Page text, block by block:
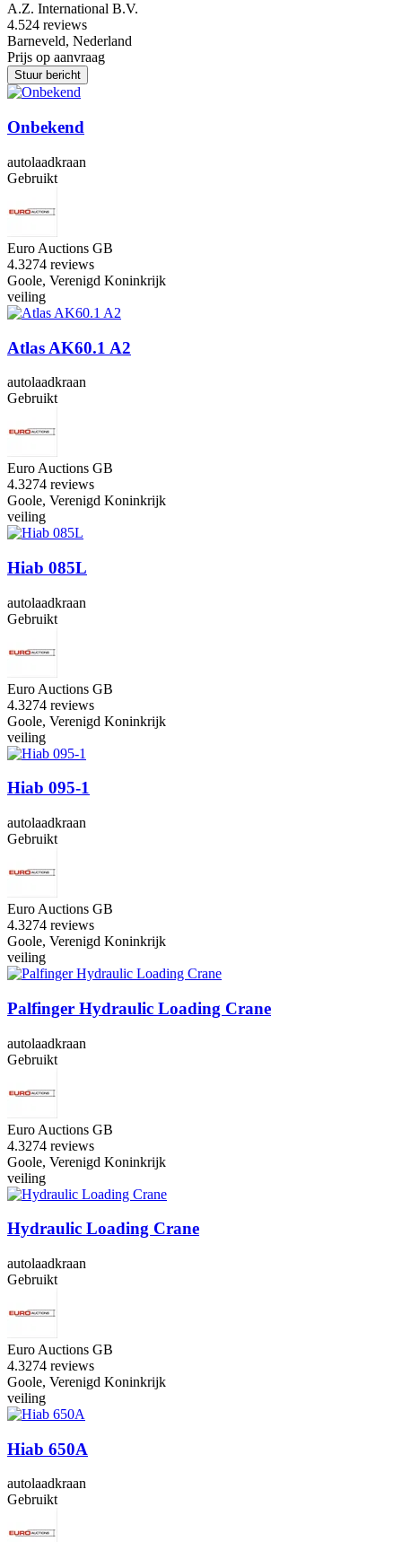
A.Z. International B.V.
4.524 reviews
Barneveld, Nederland
Prijs op aanvraag
Stuur bericht
Onbekend
autolaadkraan
Gebruikt
Euro Auctions GB
4.3274 reviews
Goole, Verenigd Koninkrijk
veiling
Atlas AK60.1 A2
autolaadkraan
Gebruikt
Euro Auctions GB
4.3274 reviews
Goole, Verenigd Koninkrijk
veiling
Hiab 085L
autolaadkraan
Gebruikt
Euro Auctions GB
4.3274 reviews
Goole, Verenigd Koninkrijk
veiling
Hiab 095-1
autolaadkraan
Gebruikt
Euro Auctions GB
4.3274 reviews
Goole, Verenigd Koninkrijk
veiling
Palfinger Hydraulic Loading Crane
autolaadkraan
Gebruikt
Euro Auctions GB
4.3274 reviews
Goole, Verenigd Koninkrijk
veiling
Hydraulic Loading Crane
autolaadkraan
Gebruikt
Euro Auctions GB
4.3274 reviews
Goole, Verenigd Koninkrijk
veiling
Hiab 650A
autolaadkraan
Gebruikt